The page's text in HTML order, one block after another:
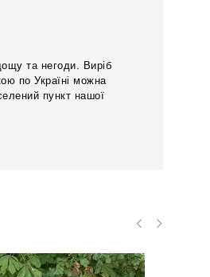
та негоди. Виріб
по Україні можна
пункт нашої